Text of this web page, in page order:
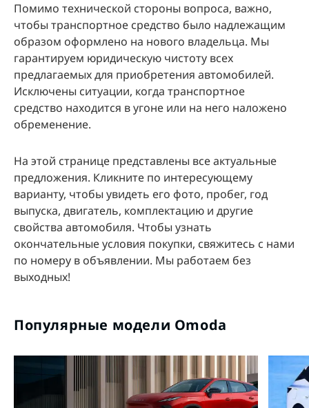
Помимо технической стороны вопроса, важно,
чтобы транспортное средство было надлежащим
образом оформлено на нового владельца. Мы
гарантируем юридическую чистоту всех
предлагаемых для приобретения автомобилей.
Исключены ситуации, когда транспортное
средство находится в угоне или на него наложено
обременение.
На этой странице представлены все актуальные
предложения. Кликните по интересующему
варианту, чтобы увидеть его фото, пробег, год
выпуска, двигатель, комплектацию и другие
свойства автомобиля. Чтобы узнать
окончательные условия покупки, свяжитесь с нами
по номеру в объявлении. Мы работаем без
выходных!
Популярные модели Omoda